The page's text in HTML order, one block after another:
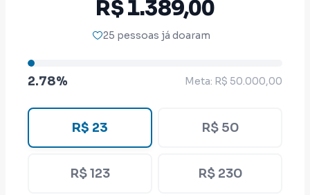
campanha legal, transparente e construída
por milhares de baianos.
milhares de pessoas decidem construir
juntas. Quero chegar ao final dessa
teve a participação de gente séria,
R$ 1.389,00
25 pessoas já doaram
2.78% Meta: R$ 50.000,00
R$ 23 R$ 50
R$ 123 R$ 230